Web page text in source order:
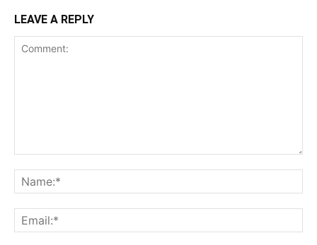
LEAVE A REPLY